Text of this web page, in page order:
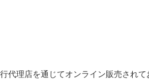
代理店を通じてオンライン販売されて